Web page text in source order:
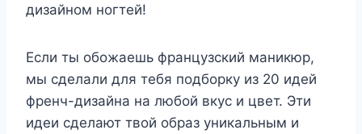
дизайном ногтей!
Если ты обожаешь французский маникюр,
мы сделали для тебя подборку из 20 идей
френч-дизайна на любой вкус и цвет. Эти
идеи сделают твой образ уникальным и